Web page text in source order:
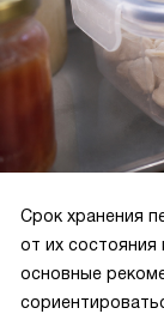
Срок хранения
от их
основные